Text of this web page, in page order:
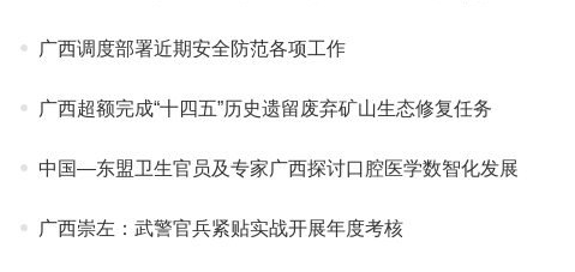
广西调度部署近期安全防范各项工作
广西超额完成“十四五”历史遗留废弃矿山生态修复任务
中国—东盟卫生官员及专家广西探讨口腔医学数智化发展
广西崇左：武警官兵紧贴实战开展年度考核